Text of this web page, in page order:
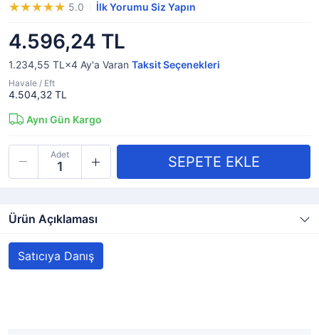
5.0 İlk Yorumu Siz Yapın
4.596,24 TL
1.234,55 TL×4 Ay'a Varan Taksit Seçenekleri
Havale / Eft
4.504,32 TL
Aynı Gün Kargo
Adet
Ürün Açıklaması
Satıcıya Danış